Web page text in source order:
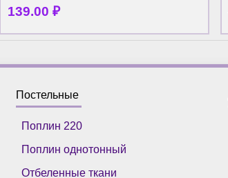
139.00 ₽
Постельные
Поплин 220
Поплин однотонный
Отбеленные ткани